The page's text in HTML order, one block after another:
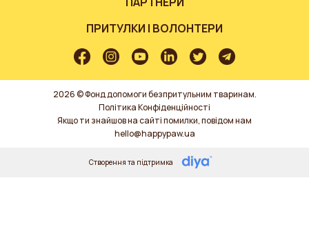
ПРИТУЛКИ І ВОЛОНТЕРИ
2026 © Фонд допомоги безпритульним тваринам.
Політика Конфіденційності
Якщо ти знайшов на сайті помилки, повідом нам
hello@happypaw.ua
Створення та підтримка